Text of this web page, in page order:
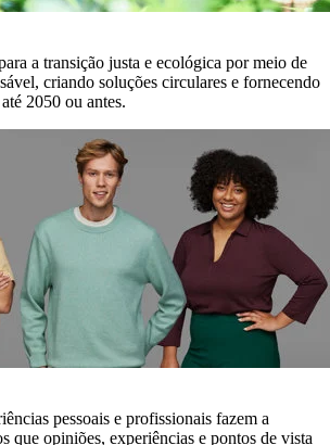
a transição justa e ecológica por meio de
criando soluções circulares e fornecendo
2050 ou antes.
pessoais e profissionais fazem a
que opiniões, experiências e pontos de vista